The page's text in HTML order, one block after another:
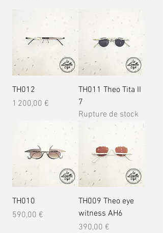
TH012
Prix
1 200,00 €
TH011 Theo Tita II
7
Rupture de stock
TH010
Prix
590,00 €
TH009 Theo eye
witness AH6
Prix
390,00 €